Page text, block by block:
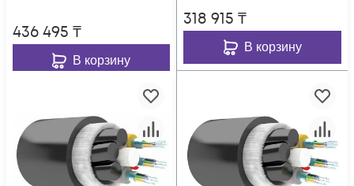
436 495 ₸
В корзину
318 915 ₸
В корзину